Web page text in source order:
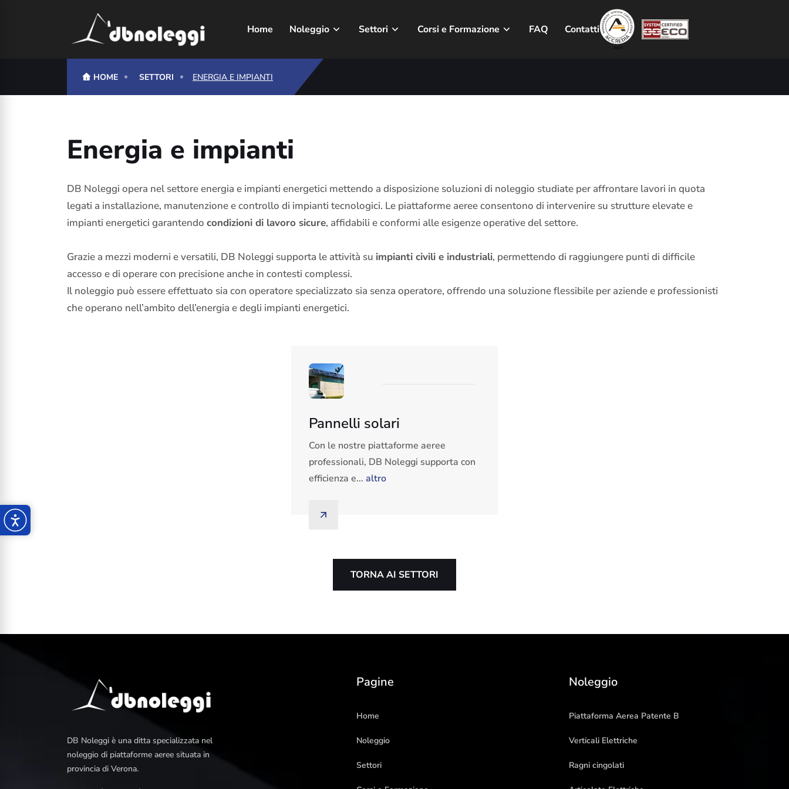
Home Noleggio Settori Corsi e Formazione FAQ Contatti
HOME SETTORI ENERGIA E IMPIANTI
Energia e impianti
DB Noleggi opera nel settore energia e impianti energetici mettendo a disposizione soluzioni di noleggio studiate per affrontare lavori in quota
legati a installazione, manutenzione e controllo di impianti tecnologici. Le piattaforme aeree consentono di intervenire su strutture elevate e
impianti energetici garantendo condizioni di lavoro sicure, affidabili e conformi alle esigenze operative del settore.
Grazie a mezzi moderni e versatili, DB Noleggi supporta le attività su impianti civili e industriali, permettendo di raggiungere punti di difficile
accesso e di operare con precisione anche in contesti complessi.
Il noleggio può essere effettuato sia con operatore specializzato sia senza operatore, offrendo una soluzione flessibile per aziende e professionisti
che operano nell’ambito dell’energia e degli impianti energetici.
Pannelli solari
Con le nostre piattaforme aeree
professionali, DB Noleggi supporta con
efficienza e... altro
TORNA AI SETTORI
DB Noleggi è una ditta specializzata nel
noleggio di piattaforme aeree situata in
provincia di Verona.
Pagine
Home
Noleggio
Settori
Noleggio
Piattaforma Aerea Patente B
Verticali Elettriche
Ragni cingolati